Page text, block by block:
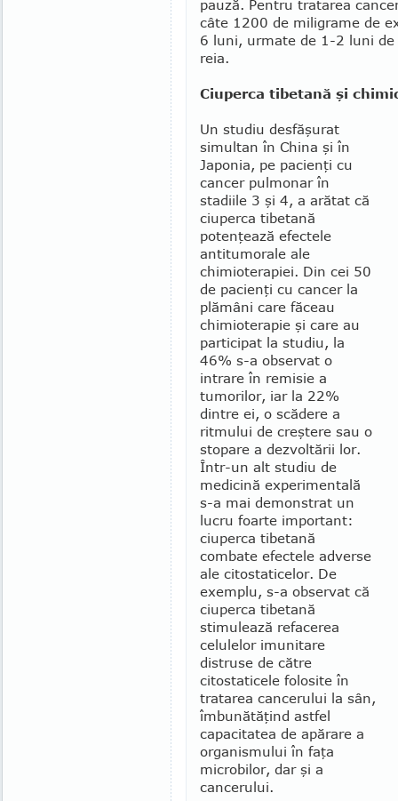
pauză. Pen­tru tratarea
câte 1200 de miligrame de
6 luni, urmate de 1-2 luni de
reia.
Ciuperca tibetană şi
Un studiu desfăşurat
simultan în China şi în
Japonia, pe pacienţi cu
cancer pulmonar în
stadiile 3 şi 4, a arătat că
ciuperca tibetană
potenţează efectele
antitumorale ale
chimioterapiei. Din cei 50
de pa­cienţi cu cancer la
plă­mâni care făceau
chimioterapie şi care au
partici­pat la studiu, la
46% s-a observat o
intrare în remisie a
tumorilor, iar la 22%
dintre ei, o scă­dere a
ritmului de creştere sau o
stopare a dezvol­tării lor.
Într-un alt studiu de
medicină experimentală
s-a mai demonstrat un
lucru foarte important:
ciuper­ca tibetană
combate efectele adverse
ale citostati­celor. De
exemplu, s-a observat că
ciuperca tibetană
stimulează refacerea
celulelor imunitare
distruse de către
citostaticele folosite în
tratarea cancerului la sân,
îmbunătăţind astfel
capacitatea de apărare a
or­ga­nismului în faţa
microbilor, dar şi a
cancerului.